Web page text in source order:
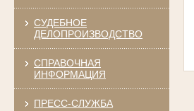
СУДЕБНОЕ
ДЕЛОПРОИЗВОДСТВО
СПРАВОЧНАЯ
ИНФОРМАЦИЯ
ПРЕСС-СЛУЖБА